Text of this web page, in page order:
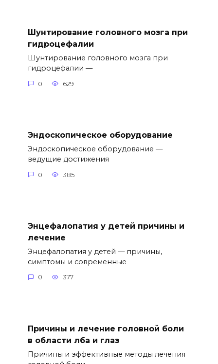
Шунтирование головного мозга при
гидроцефалии
Шунтирование головного мозга при
гидроцефалии —
0 629
Эндоскопическое оборудование
Эндоскопическое оборудование —
ведущие достижения
0 385
Энцефалопатия у детей причины и
лечение
Энцефалопатия у детей — причины,
симптомы и современные
0 377
Причины и лечение головной боли
в области лба и глаз
Причины и эффективные методы лечения